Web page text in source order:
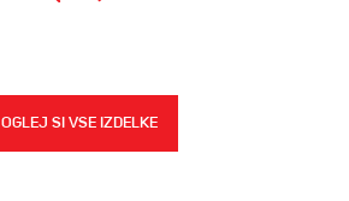
OGLEJ SI VSE IZDELKE